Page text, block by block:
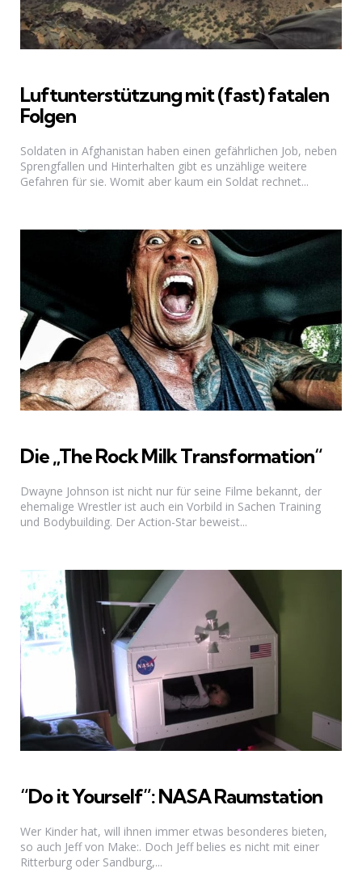
Luftunterstützung mit (fast) fatalen
Folgen
Soldaten in Afghanistan haben einen gefährlichen Job, neben
Sprengfallen und Hinterhalten gibt es unzählige weitere
Gefahren für sie. Womit aber kaum ein Soldat rechnet...
Die „The Rock Milk Transformation“
Dwayne Johnson ist nicht nur für seine Filme bekannt, der
ehemalige Wrestler ist auch ein Vorbild in Sachen Training
und Bodybuilding. Der Action-Star beweist...
“Do it Yourself”: NASA Raumstation
Wer Kinder hat, will ihnen immer etwas besonderes bieten,
so auch Jeff von Make:. Doch Jeff belies es nicht mit einer
Ritterburg oder Sandburg,...